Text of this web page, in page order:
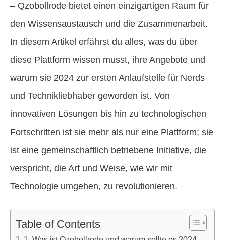
– Qzobollrode bietet einen einzigartigen Raum für
den Wissensaustausch und die Zusammenarbeit.
In diesem Artikel erfährst du alles, was du über
diese Plattform wissen musst, ihre Angebote und
warum sie 2024 zur ersten Anlaufstelle für Nerds
und Technikliebhaber geworden ist. Von
innovativen Lösungen bis hin zu technologischen
Fortschritten ist sie mehr als nur eine Plattform; sie
ist eine gemeinschaftlich betriebene Initiative, die
verspricht, die Art und Weise, wie wir mit
Technologie umgehen, zu revolutionieren.
Table of Contents